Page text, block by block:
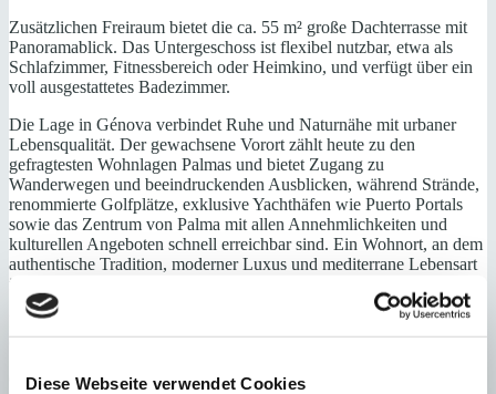
Diese Webseite verwendet Cookies
Zusätzlichen Freiraum bietet die ca. 55 m² große Dachterrasse mit
Panoramablick. Das Untergeschoss ist flexibel nutzbar, etwa als
Schlafzimmer, Fitnessbereich oder Heimkino, und verfügt über ein
voll ausgestattetes Badezimmer.
Die Lage in Génova verbindet Ruhe und Naturnähe mit urbaner
Lebensqualität. Der gewachsene Vorort zählt heute zu den
gefragtesten Wohnlagen Palmas und bietet Zugang zu
Wanderwegen und beeindruckenden Ausblicken, während Strände,
renommierte Golfplätze, exklusive Yachthäfen wie Puerto Portals
sowie das Zentrum von Palma mit allen Annehmlichkeiten und
kulturellen Angeboten schnell erreichbar sind. Ein Wohnort, an dem
authentische Tradition, moderner Luxus und mediterrane Lebensart
in besonderer Weise zusammenfinden.
Erdgeschoss: Wohn-/ Esszimmer mit Zugang zur Poolterrasse,
offene Küche mit Speisekammer, Gästetoilette
Obergeschoss: Hauptschlafzimmer mit Bad, Ankleide und Terrasse